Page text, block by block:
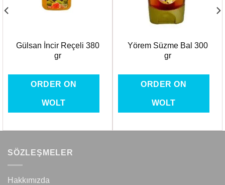
Gülsan İncir Reçeli 380
gr
ORDER ON
WOLT
Yörem Süzme Bal 300
gr
ORDER ON
WOLT
SÖZLEŞMELER
Hakkımızda